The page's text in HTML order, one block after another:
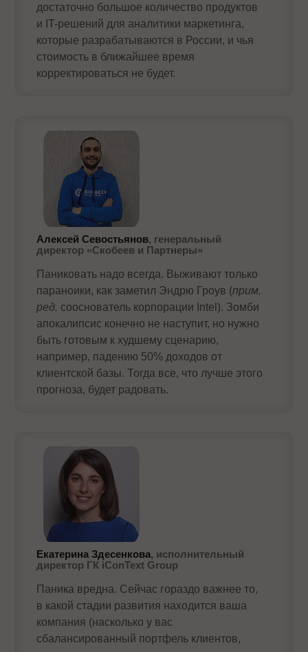
достаточно большое количество продуктов
и IT-решений для аналитики маркетинга,
которые разрабатываются в России, и чья
стоимость в ближайшее время
корректироваться не будет.
Алексей Севостьянов, генеральный
директор «Скобеев и Партнеры»
Паниковать надо всегда. Выживают только
параноики, как заметил Эндрю Гроув (прим.
ред. сооснователь корпорации Intel). Зомби
апокалипсис конечно не наступит, но нужно
быть готовым к худшему сценарию,
например, падению 50% доходов от
клиентской базы. Тогда все, что лучше этого
прогноза, будет радовать.
Екатерина Здесенкова, исполнительный
директор ГК iConText Group
Паника вредна. Сейчас гораздо важнее то,
в какой стадии развития находится ваша
компания (насколько у вас
сбалансированный портфель клиентов,